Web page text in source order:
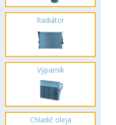
Radiátor
Výparník
Chladič oleja